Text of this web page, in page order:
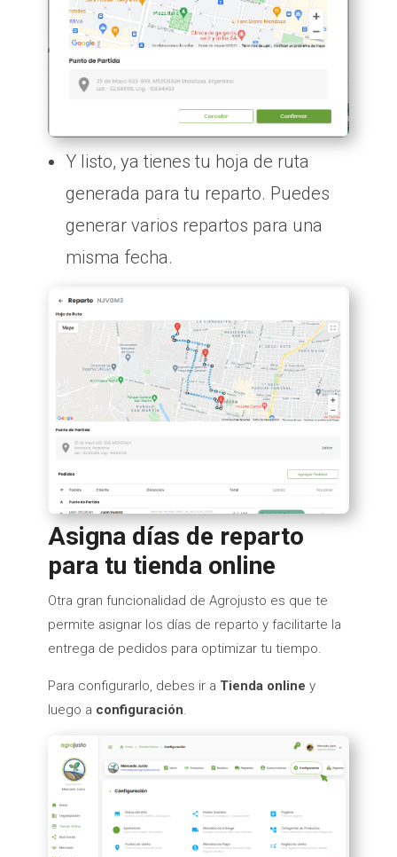
Y listo, ya tienes tu hoja de ruta
generada para tu reparto. Puedes
generar varios repartos para una
misma fecha.
Asigna días de reparto
para tu tienda online
Otra gran funcionalidad de Agrojusto es que te
permite asignar los días de reparto y facilitarte la
entrega de pedidos para optimizar tu tiempo.
Para configurarlo, debes ir a Tienda online y
luego a configuración.